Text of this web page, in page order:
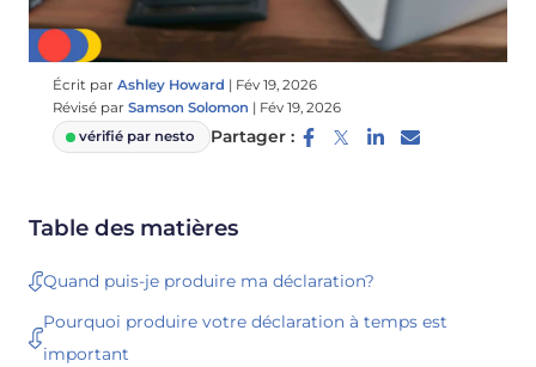
Écrit par Ashley Howard | Fév 19, 2026
Révisé par Samson Solomon | Fév 19, 2026
vérifié par nesto
Partager :
Table des matières
Quand puis-je produire ma déclaration?
Pourquoi produire votre déclaration à temps est
important